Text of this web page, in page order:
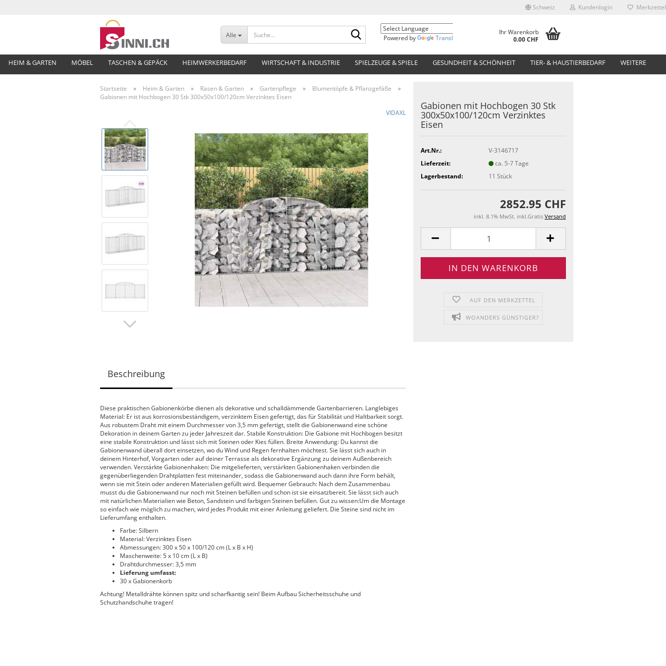
Schweiz Kundenlogin Merkzettel
Alle
Suche...
Powered by
Translate
Ihr Warenkorb
0.00 CHF
HEIM & GARTEN MÖBEL TASCHEN & GEPÄCK HEIMWERKERBEDARF WIRTSCHAFT & INDUSTRIE SPIELZEUGE & SPIELE GESUNDHEIT & SCHÖNHEIT TIER- & HAUSTIERBEDARF WEITERE
Startseite » Heim & Garten » Rasen & Garten » Gartenpflege » Blumentöpfe & Pflanzgefäße
»
Gabionen mit Hochbogen 30 Stk 300x50x100/120cm Verzinktes Eisen
VIDAXL
Gabionen mit Hochbogen 30 Stk
300x50x100/120cm Verzinktes
Eisen
Art.Nr.:
V-3146717
Lieferzeit:
ca. 5-7 Tage
Lagerbestand:
11 Stück
2852.95 CHF
inkl. 8.1% MwSt. inkl.Gratis Versand
AUF DEN MERKZETTEL
WOANDERS GÜNSTIGER?
Beschreibung
Diese praktischen Gabionenkörbe dienen als dekorative und schalldämmende Gartenbarrieren. Langlebiges
Material: Er ist aus korrosionsbeständigem, verzinktem Eisen gefertigt, das für Stabilität und Haltbarkeit sorgt.
Aus robustem Draht mit einem Durchmesser von 3,5 mm gefertigt, stellt die Gabionenwand eine schöne
Dekoration in deinem Garten zu jeder Jahreszeit dar. Stabile Konstruktion: Die Gabione mit Hochbogen besitzt
eine stabile Konstruktion und lässt sich mit Steinen oder Kies füllen. Breite Anwendung: Du kannst die
Gabionenwand überall dort einsetzen, wo du Wind und Regen fernhalten möchtest. Sie lässt sich auch in
deinem Hinterhof, Vorgarten oder auf deiner Terrasse als dekorative Ergänzung zu deinem Außenbereich
verwenden. Verstärkte Gabionenhaken: Die mitgelieferten, verstärkten Gabionenhaken verbinden die
gegenüberliegenden Drahtplatten fest miteinander, sodass die Gabionenwand auch dann ihre Form behält,
wenn sie mit Stein oder anderen Materialien gefüllt wird. Bequemer Gebrauch: Nach dem Zusammenbau
musst du die Gabionenwand nur noch mit Steinen befüllen und schon ist sie einsatzbereit. Sie lässt sich auch
mit natürlichen Materialien wie Beton, Sandstein und farbigen Steinen befüllen. Gut zu wissen:Um die Montage
so einfach wie möglich zu machen, wird jedes Produkt mit einer Anleitung geliefert. Die Steine sind nicht im
Lieferumfang enthalten.
Farbe: Silbern
Material: Verzinktes Eisen
Abmessungen: 300 x 50 x 100/120 cm (L x B x H)
Maschenweite: 5 x 10 cm (L x B)
Drahtdurchmesser: 3,5 mm
Lieferung umfasst:
30 x Gabionenkorb
Achtung! Metalldrähte können spitz und scharfkantig sein! Beim Aufbau Sicherheitsschuhe und
Schutzhandschuhe tragen!